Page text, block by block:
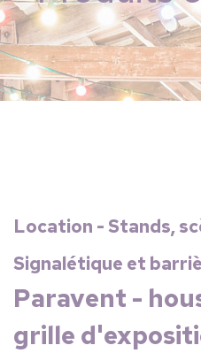
Location - Stands,
Signalétique et
Paravent -
grille